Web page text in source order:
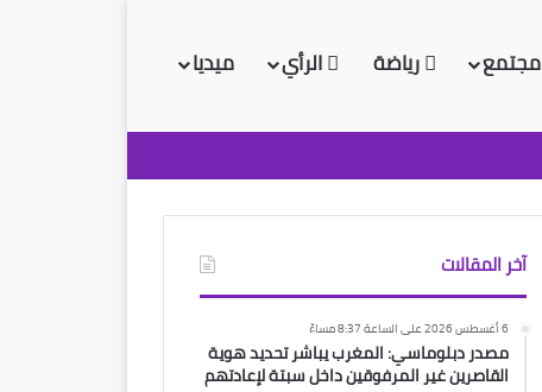
مجتمع رياضة الرأي ميديا
آخر المقالات
6 أغسطس 2026 على الساعة 8:37 مساءً
مصدر دبلوماسي: المغرب يباشر تحديد هوية
القاصرين غير المرفوقين داخل سبتة لإعادتهم